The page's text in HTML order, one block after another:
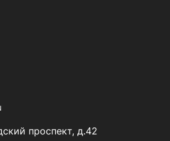
проспект, д.42